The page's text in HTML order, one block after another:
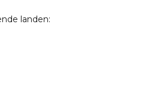
landen: